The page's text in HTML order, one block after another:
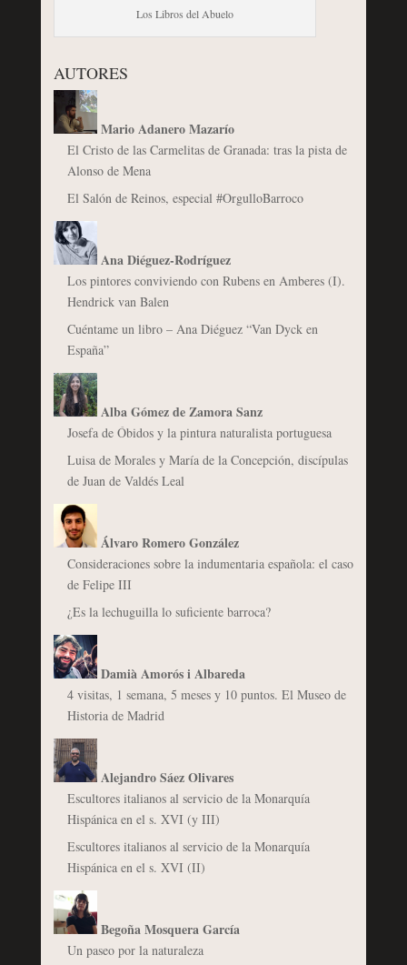
Los Libros del Abuelo
AUTORES
Mario Adanero Mazarío
El Cristo de las Carmelitas de Granada: tras la pista de
Alonso de Mena
El Salón de Reinos, especial #OrgulloBarroco
Ana Diéguez-Rodríguez
Los pintores conviviendo con Rubens en Amberes (I).
Hendrick van Balen
Cuéntame un libro – Ana Diéguez “Van Dyck en
España”
Alba Gómez de Zamora Sanz
Josefa de Óbidos y la pintura naturalista portuguesa
Luisa de Morales y María de la Concepción, discípulas
de Juan de Valdés Leal
Álvaro Romero González
Consideraciones sobre la indumentaria española: el caso
de Felipe III
¿Es la lechuguilla lo suficiente barroca?
Damià Amorós i Albareda
4 visitas, 1 semana, 5 meses y 10 puntos. El Museo de
Historia de Madrid
Alejandro Sáez Olivares
Escultores italianos al servicio de la Monarquía
Hispánica en el s. XVI (y III)
Escultores italianos al servicio de la Monarquía
Hispánica en el s. XVI (II)
Begoña Mosquera García
Un paseo por la naturaleza